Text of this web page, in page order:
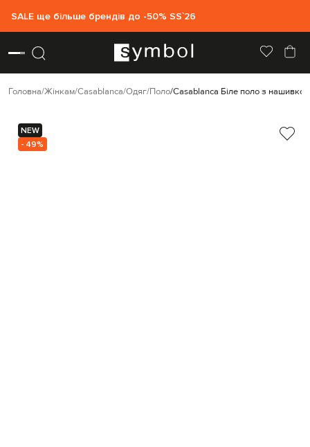
SALE ще більше брендів до -50% SS`26
Головна Жінкам Casablanca Одяг Поло Casablanca Біле поло з
NEW
- 49%